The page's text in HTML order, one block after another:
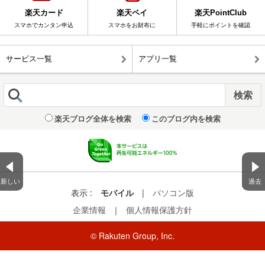
新しい 過去
楽天カード
スマホでカンタン申込
楽天ペイ
スマホをお財布に
楽天PointClub
手軽にポイントを確認
サービス一覧 アプリ一覧
楽天ブログ全体を検索 このブログ内を検索
表示 : モバイル |
パソコン版
企業情報
｜ 個人情報保護方針
© Rakuten Group, Inc.